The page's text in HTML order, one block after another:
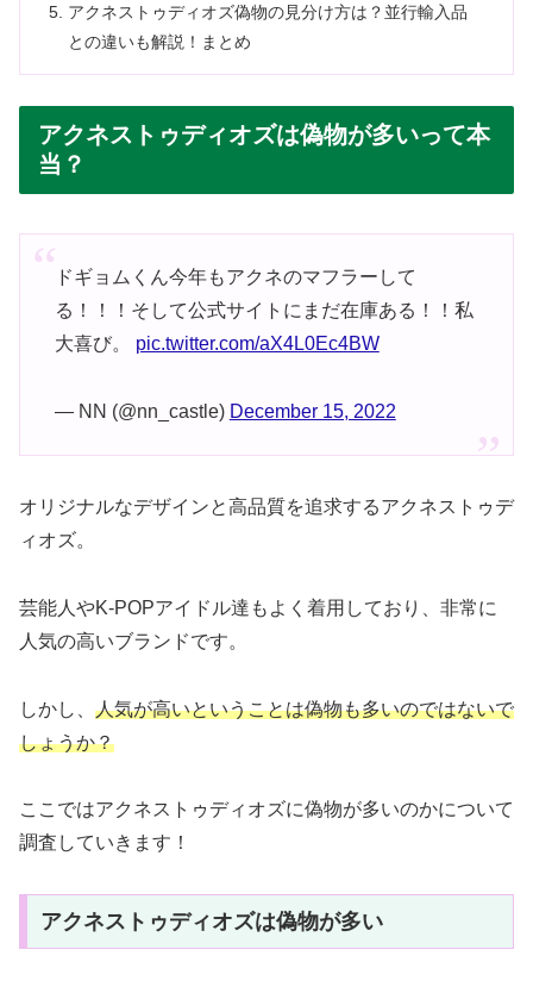
アクネストゥディオズ偽物の見分け方は？並行輸入品
との違いも解説！まとめ
アクネストゥディオズは偽物が多いって本
当？
ドギョムくん今年もアクネのマフラーして
る！！！そして公式サイトにまだ在庫ある！！私
大喜び。 pic.twitter.com/aX4L0Ec4BW
— NN (@nn_castle) December 15, 2022
オリジナルなデザインと高品質を追求するアクネストゥデ
ィオズ。
芸能人やK-POPアイドル達もよく着用しており、非常に
人気の高いブランドです。
しかし、 人気が高いということは偽物も多いのではないで
しょうか？
ここではアクネストゥディオズに偽物が多いのかについて
調査していきます！
アクネストゥディオズは偽物が多い